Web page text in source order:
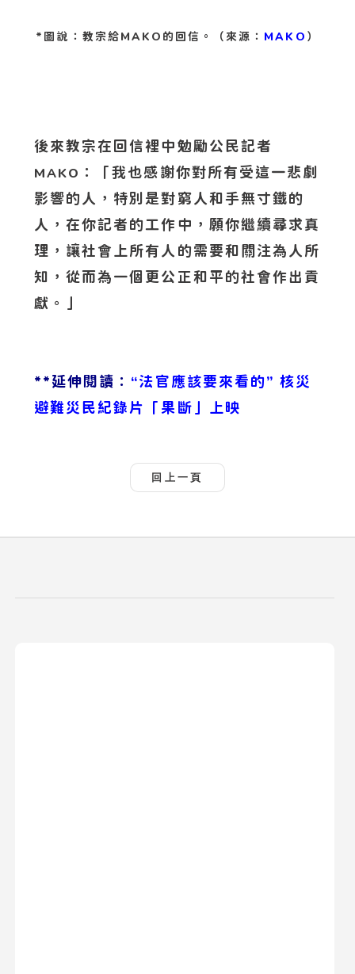
*圖說：教宗給MAKO的回信。（來源： MAKO ）
後來教宗在回信裡中勉勵公民記者
MAKO ：「我也感謝你對所有受這一悲劇
影響的人，特別是對窮人和手無寸鐵的
人，在你記者的工作中，願你繼續尋求真
理，讓社會上所有人的需要和關注為人所
知，從而為一個更公正和平的社會作出貢
獻。」
**延伸閱讀： “法官應該要來看的” 核災
避難災民紀錄片「果斷」上映